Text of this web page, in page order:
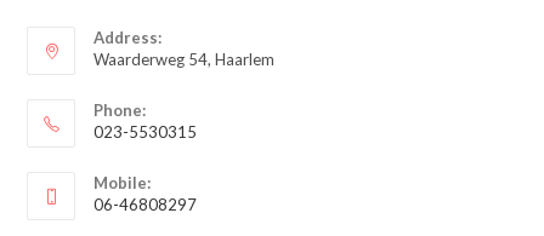
Address:
Waarderweg 54, Haarlem
Phone:
023-5530315
in
je
Mobile:
06-46808297